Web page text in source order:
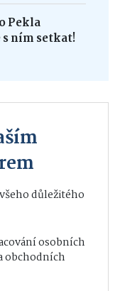
Pekla
ním setkat!
důležitého
osobních
obchodních